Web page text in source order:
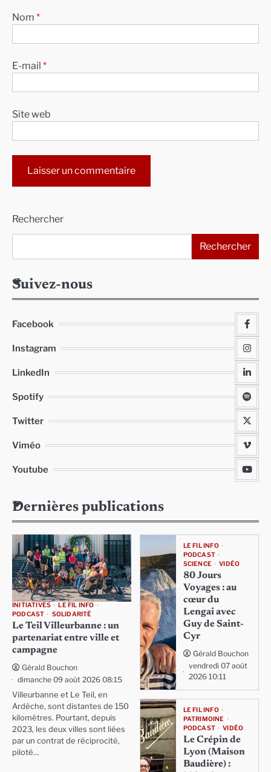
Nom *
E-mail *
Site web
Rechercher
Rechercher
Suivez-nous
Facebook
Instagram
LinkedIn
Spotify
Twitter
Viméo
Youtube
Dernières publications
INITIATIVES
LE FIL INFO
PODCAST
SOLIDARITÉ
Le Teil Villeurbanne : un
partenariat entre ville et
campagne
Gérald Bouchon
dimanche 09 août 2026 08:15
Villeurbanne et Le Teil, en
Ardèche, sont distantes de 150
kilomètres. Pourtant, depuis
2023, les deux villes sont liées
par un contrat de réciprocité,
piloté…
LE FIL INFO
PODCAST
SCIENCE
VIDÉO
80 Jours
Voyages : au
cœur du
Lengai avec
Guy de Saint-
Cyr
Gérald Bouchon
vendredi 07 août
2026 10:11
LE FIL INFO
PATRIMOINE
PODCAST
VIDÉO
Le Crépin de
Lyon (Maison
Baudière) :